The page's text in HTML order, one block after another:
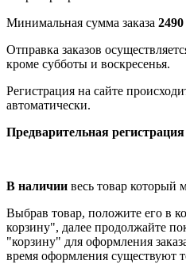
Минимальная сумма заказа
Отправка заказов
кроме субботы и воскресенья.
Регистрация на сайте
автоматически.
Предварительная регистрация
В наличии весь товар который
Выбрав товар, положите его в
корзину", далее продолжайте
"корзину" для оформления
время оформления существуют